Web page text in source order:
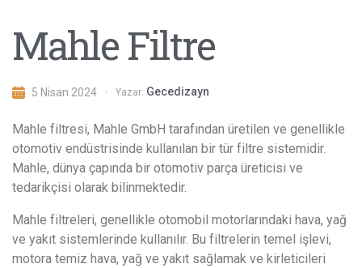
Mahle Filtre
5 Nisan 2024 Yazar: Gecedizayn
Mahle filtresi, Mahle GmbH tarafından üretilen ve genellikle
otomotiv endüstrisinde kullanılan bir tür filtre sistemidir.
Mahle, dünya çapında bir otomotiv parça üreticisi ve
tedarikçisi olarak bilinmektedir.
Mahle filtreleri, genellikle otomobil motorlarındaki hava, yağ
ve yakıt sistemlerinde kullanılır. Bu filtrelerin temel işlevi,
motora temiz hava, yağ ve yakıt sağlamak ve kirleticileri